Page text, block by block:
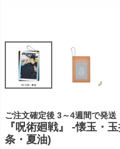
ご注文確定後 3～4週間で発送
『呪術廻戦』 -懐玉・
条・夏油)